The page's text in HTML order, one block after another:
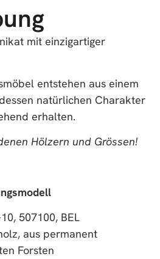
mit einzigartiger
entstehen aus einem
natürlichen Charakter
erhalten.
Hölzern und Grössen!
507100, BEL
aus permanent
Forsten